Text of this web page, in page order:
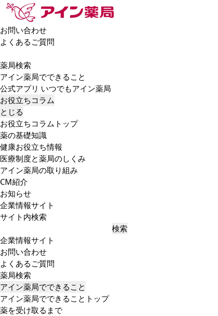
お問い合わせ
よくあるご質問
薬局検索
アイン薬局でできること
公式アプリ いつでもアイン薬局
お役立ちコラム
とじる
お役立ちコラムトップ
薬の基礎知識
健康お役立ち情報
医療制度と薬局のしくみ
アイン薬局の取り組み
CM紹介
お知らせ
企業情報サイト
サイト内検索
検索
企業情報サイト
お問い合わせ
よくあるご質問
薬局検索
アイン薬局でできること
アイン薬局でできることトップ
薬を受け取るまで